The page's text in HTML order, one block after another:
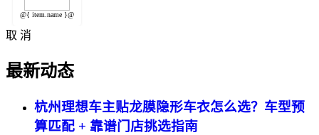
@{ item.name }@
取 消
最新动态
杭州理想车主贴龙膜隐形车衣怎么选？车型预
算匹配 + 靠谱门店挑选指南